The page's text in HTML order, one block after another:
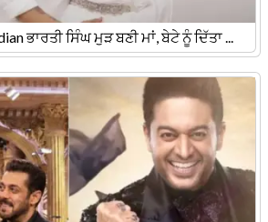
ਭਾਰਤੀ ਸਿੰਘ ਮੁੜ ਬਣੀ ਮਾਂ, ਬੇਟੇ ਨੂੰ ਦਿੱਤਾ ...